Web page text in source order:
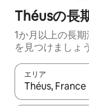
Théusの長
1か月以上の長
を見つけましょう
エリア
検索結果が表示